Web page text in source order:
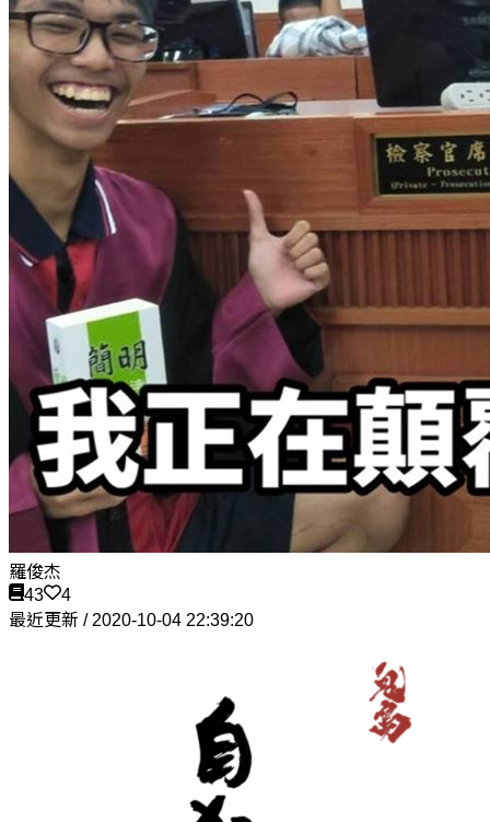
羅俊杰
43
4
最近更新 / 2020-10-04 22:39:20